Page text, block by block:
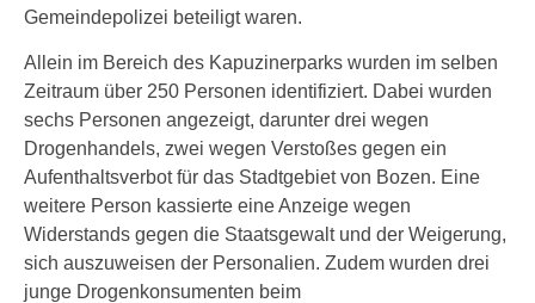
Gemeindepolizei beteiligt waren.
Allein im Bereich des Kapuzinerparks wurden im selben
Zeitraum über 250 Personen identifiziert. Dabei wurden
sechs Personen angezeigt, darunter drei wegen
Drogenhandels, zwei wegen Verstoßes gegen ein
Aufenthaltsverbot für das Stadtgebiet von Bozen. Eine
weitere Person kassierte eine Anzeige wegen
Widerstands gegen die Staatsgewalt und der Weigerung,
sich auszuweisen der Personalien. Zudem wurden drei
junge Drogenkonsumenten beim